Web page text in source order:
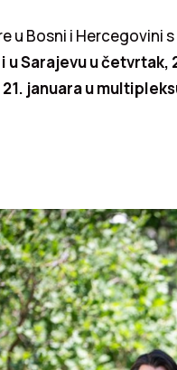
u Bosni i Hercegovini
u Sarajevu u
januara u